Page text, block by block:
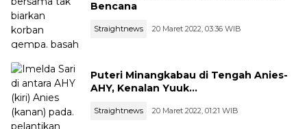
Bencana
Straightnews 20 Maret 2022, 03:36 WIB
Puteri Minangkabau di Tengah Anies-
AHY, Kenalan Yuuk...
Straightnews 20 Maret 2022, 01:21 WIB